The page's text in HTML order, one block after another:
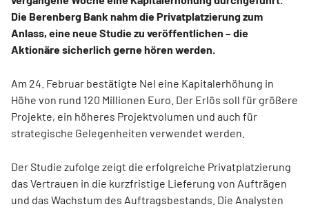
Die Berenberg Bank nahm die Privatplatzierung zum
Anlass, eine neue Studie zu veröffentlichen – die
Aktionäre sicherlich gerne hören werden.
Am 24. Februar bestätigte Nel eine Kapitalerhöhung in
Höhe von rund 120 Millionen Euro. Der Erlös soll für größere
Projekte, ein höheres Projektvolumen und auch für
strategische Gelegenheiten verwendet werden.
Der Studie zufolge zeigt die erfolgreiche Privatplatzierung
das Vertrauen in die kurzfristige Lieferung von Aufträgen
und das Wachstum des Auftragsbestands. Die Analysten